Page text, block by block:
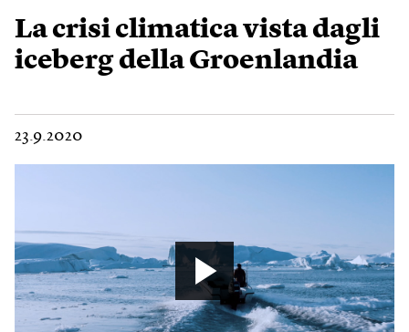
La crisi climatica vista dagli
iceberg della Groenlandia
23.9.2020